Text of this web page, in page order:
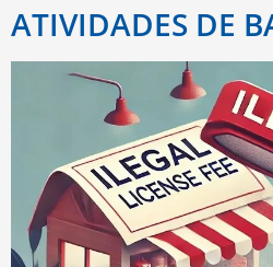
ATIVIDADES DE